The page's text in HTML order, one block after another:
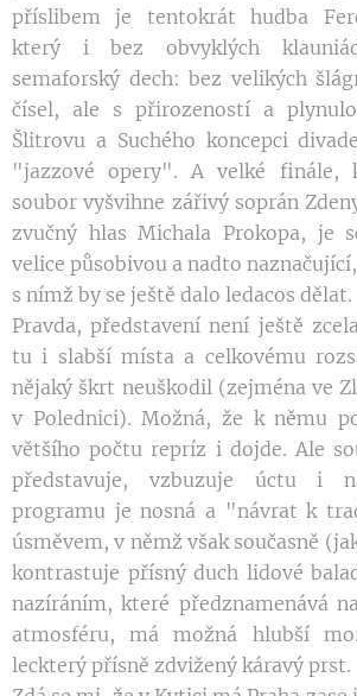
příslibem je tentokrát hudba
který i bez obvyklých
semaforský dech: bez velikých
čísel, ale s přirozeností a
Šlitrovu a Suchého koncepci
"jazzové opery". A velké finále,
soubor vyšvihne zářivý soprán
zvučný hlas Michala Prokopa, je
velice působivou a nadto
s nímž by se ještě dalo ledacos dělat.
Pravda, představení není ještě
tu i slabší místa a celkovému
nějaký škrt neuškodil (zejména ve
v Polednici). Možná, že k němu
většího počtu repríz i dojde. Ale
představuje, vzbuzuje úctu i
programu je nosná a "návrat k
úsměvem, v němž však současně
kontrastuje přísný duch lidové
nazíráním, které předznamenává
atmosféru, má možná hlubší
leckterý přísně zdvižený káravý prst.